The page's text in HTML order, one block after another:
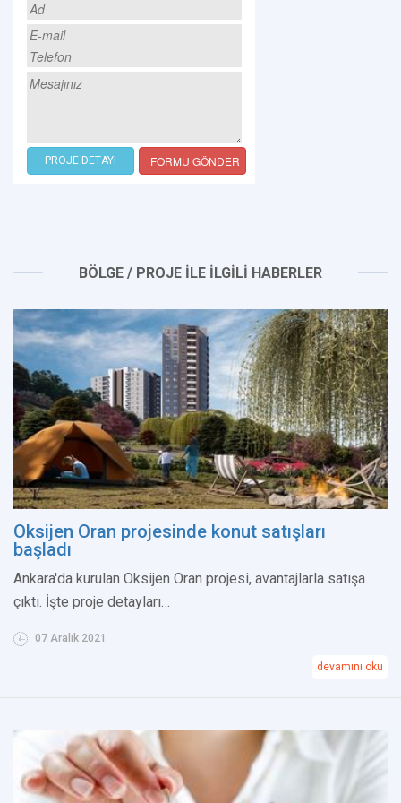
PROJE DETAYI FORMU GÖNDER
BÖLGE / PROJE İLE İLGİLİ HABERLER
Oksijen Oran projesinde konut satışları
başladı
Ankara'da kurulan Oksijen Oran projesi, avantajlarla satışa
çıktı. İşte proje detayları…
07 Aralık 2021
devamını oku